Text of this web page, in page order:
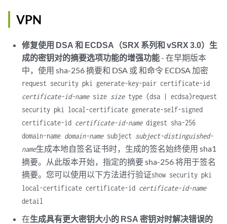
VPN
修复使用 DSA 和 ECDSA（SRX 系列和 vSRX 3.0）生
成的密钥对的摘要选项功能的增强功能- 在早期版本
中，使用 sha-256 摘要和 DSA 或 和命令 ECDSA 加密
request security pki generate-key-pair certificate-id
certificate-id-namesize sizetype (dsa | ecdsa)request
security pki local-certificate generate-self-signed
certificate-id certificate-id-namedigest sha-256
domain-name domain-namesubject subject-distinguished-
name生成本地自签名证书时，生成的签名始终使用 sha1
摘要。从此版本开始，指定的摘要 sha-256 将用于签名
摘要。您可以使用以下方法进行验证show security pki
local-certificate certificate-id certificate-id-name
detail
在生成具有更大密钥大小的 RSA 密钥对时解决错误的